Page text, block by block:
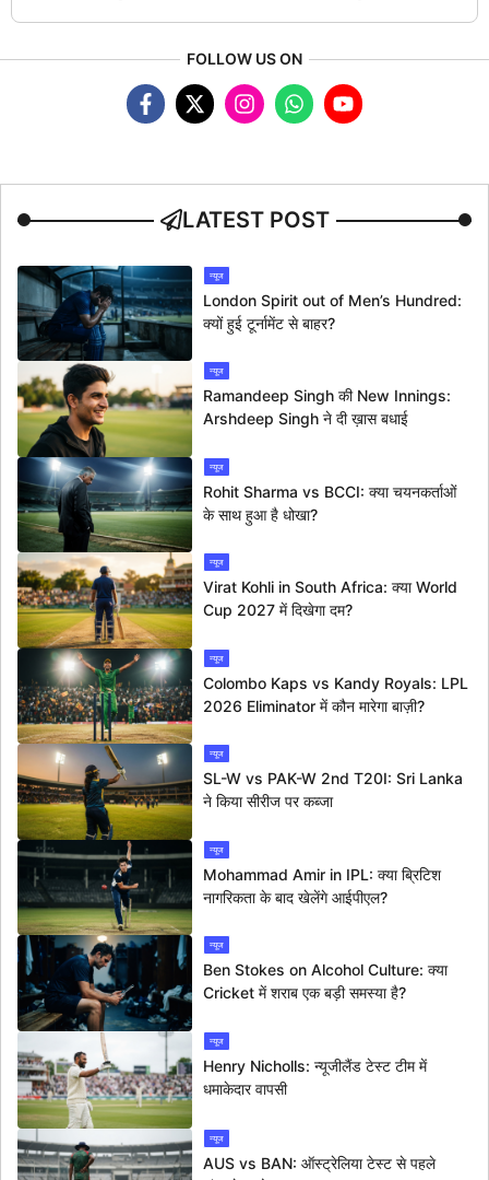
FOLLOW US ON
LATEST POST
न्यूज
London Spirit out of Men’s Hundred:
क्यों हुई टूर्नामेंट से बाहर?
न्यूज
Ramandeep Singh की New Innings:
Arshdeep Singh ने दी ख़ास बधाई
न्यूज
Rohit Sharma vs BCCI: क्या चयनकर्ताओं
के साथ हुआ है धोखा?
न्यूज
Virat Kohli in South Africa: क्या World
Cup 2027 में दिखेगा दम?
न्यूज
Colombo Kaps vs Kandy Royals: LPL
2026 Eliminator में कौन मारेगा बाज़ी?
न्यूज
SL-W vs PAK-W 2nd T20I: Sri Lanka
ने किया सीरीज पर कब्जा
न्यूज
Mohammad Amir in IPL: क्या ब्रिटिश
नागरिकता के बाद खेलेंगे आईपीएल?
न्यूज
Ben Stokes on Alcohol Culture: क्या
Cricket में शराब एक बड़ी समस्या है?
न्यूज
Henry Nicholls: न्यूजीलैंड टेस्ट टीम में
धमाकेदार वापसी
न्यूज
AUS vs BAN: ऑस्ट्रेलिया टेस्ट से पहले